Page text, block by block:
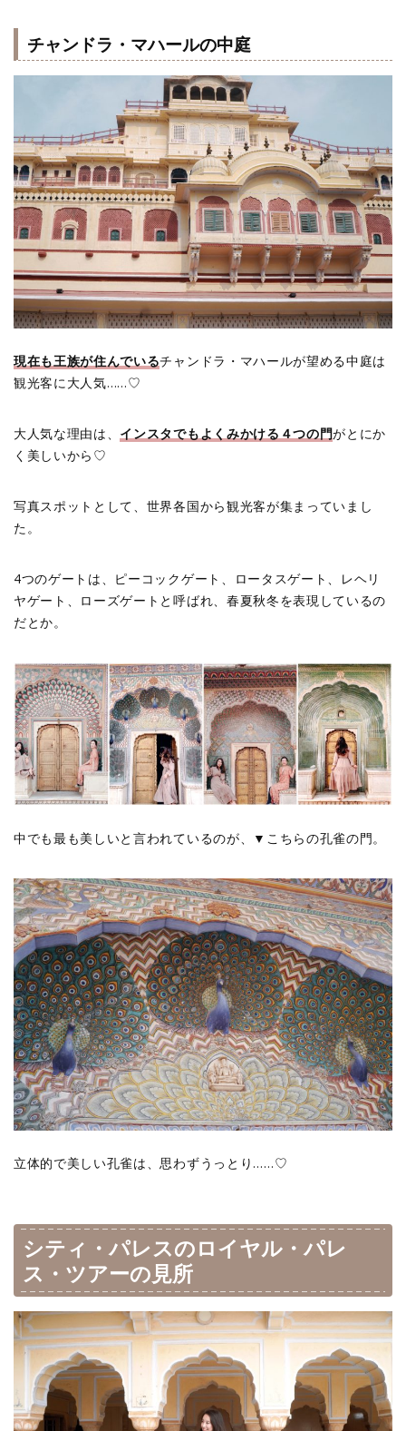
チャンドラ・マハールの中庭
現在も王族が住んでいるチャンドラ・マハールが望める中庭は
観光客に大人気……♡
大人気な理由は、 インスタでもよくみかける４つの門がとにか
く美しいから♡
写真スポットとして、世界各国から観光客が集まっていまし
た。
4つのゲートは、ピーコックゲート、ロータスゲート、レヘリ
ヤゲート、ローズゲートと呼ばれ、春夏秋冬を表現しているの
だとか。
中でも最も美しいと言われているのが、▼こちらの孔雀の門。
立体的で美しい孔雀は、思わずうっとり……♡
シティ・パレスのロイヤル・パレ
ス・ツアーの見所